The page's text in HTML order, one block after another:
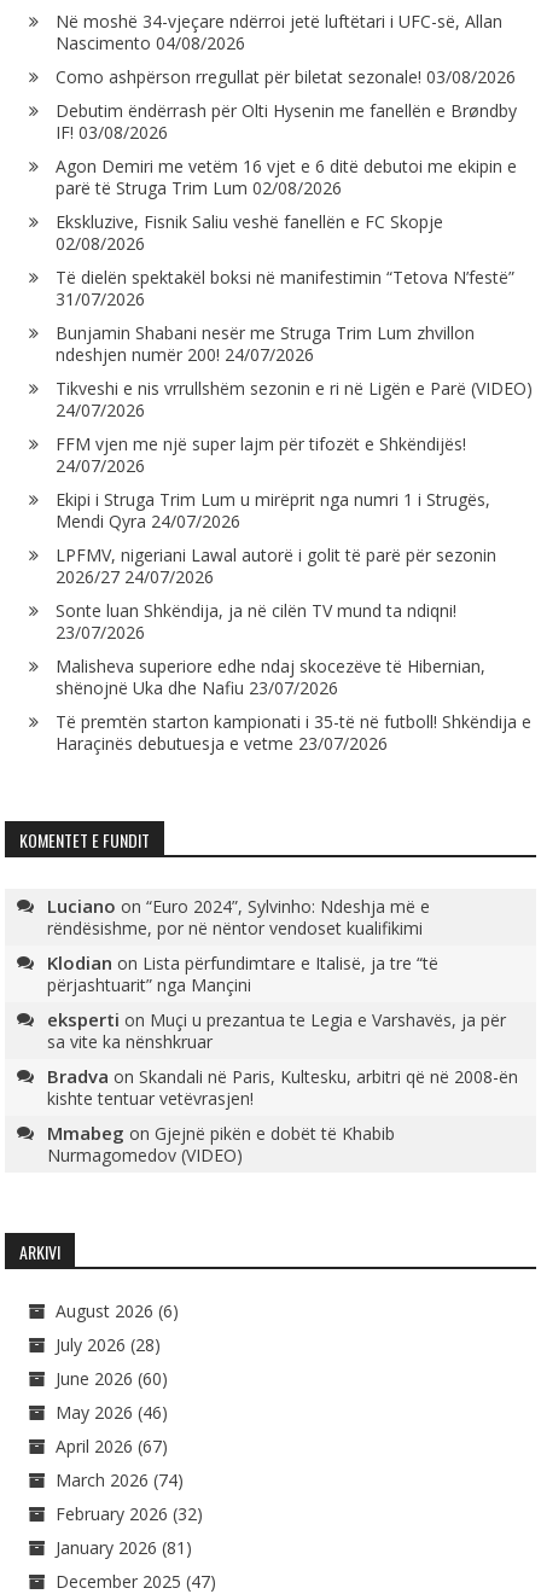
Në moshë 34-vjeçare ndërroi jetë luftëtari i UFC-së, Allan
Nascimento 04/08/2026
Como ashpërson rregullat për biletat sezonale! 03/08/2026
Debutim ëndërrash për Olti Hysenin me fanellën e Brøndby
IF! 03/08/2026
Agon Demiri me vetëm 16 vjet e 6 ditë debutoi me ekipin e
parë të Struga Trim Lum 02/08/2026
Ekskluzive, Fisnik Saliu veshë fanellën e FC Skopje
02/08/2026
Të dielën spektakël boksi në manifestimin “Tetova N’festë”
31/07/2026
Bunjamin Shabani nesër me Struga Trim Lum zhvillon
ndeshjen numër 200! 24/07/2026
Tikveshi e nis vrrullshëm sezonin e ri në Ligën e Parë (VIDEO)
24/07/2026
FFM vjen me një super lajm për tifozët e Shkëndijës!
24/07/2026
Ekipi i Struga Trim Lum u mirëprit nga numri 1 i Strugës,
Mendi Qyra 24/07/2026
LPFMV, nigeriani Lawal autorë i golit të parë për sezonin
2026/27 24/07/2026
Sonte luan Shkëndija, ja në cilën TV mund ta ndiqni!
23/07/2026
Malisheva superiore edhe ndaj skocezëve të Hibernian,
shënojnë Uka dhe Nafiu 23/07/2026
Të premtën starton kampionati i 35-të në futboll! Shkëndija e
Haraçinës debutuesja e vetme 23/07/2026
KOMENTET E FUNDIT
Luciano on“Euro 2024”, Sylvinho: Ndeshja më e
rëndësishme, por në nëntor vendoset kualifikimi
Klodian on Lista përfundimtare e Italisë, ja tre “të
përjashtuarit” nga Mançini
eksperti on Muçi u prezantua te Legia e Varshavës, ja për
sa vite ka nënshkruar
Bradva onSkandali në Paris, Kultesku, arbitri që në 2008-ën
kishte tentuar vetëvrasjen!
Mmabeg onGjejnë pikën e dobët të Khabib
Nurmagomedov (VIDEO)
ARKIVI
August 2026 (6)
July 2026 (28)
June 2026 (60)
May 2026 (46)
April 2026 (67)
March 2026 (74)
February 2026 (32)
January 2026 (81)
December 2025 (47)